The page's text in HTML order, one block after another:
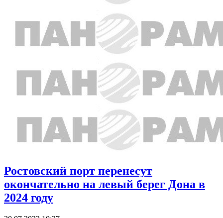
Ростовский порт перенесут
окончательно на левый берег Дона в
2024 году